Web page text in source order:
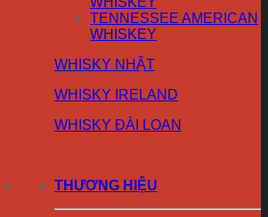
TENNESSEE AMERICAN
WHISKEY
WHISKY NHẬT
WHISKY IRELAND
WHISKY ĐÀI LOAN
THƯƠNG HIỆU